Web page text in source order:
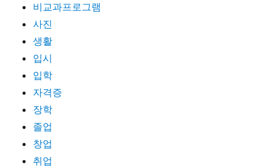
비교과프로그램
사진
생활
입시
입학
자격증
장학
졸업
창업
취업